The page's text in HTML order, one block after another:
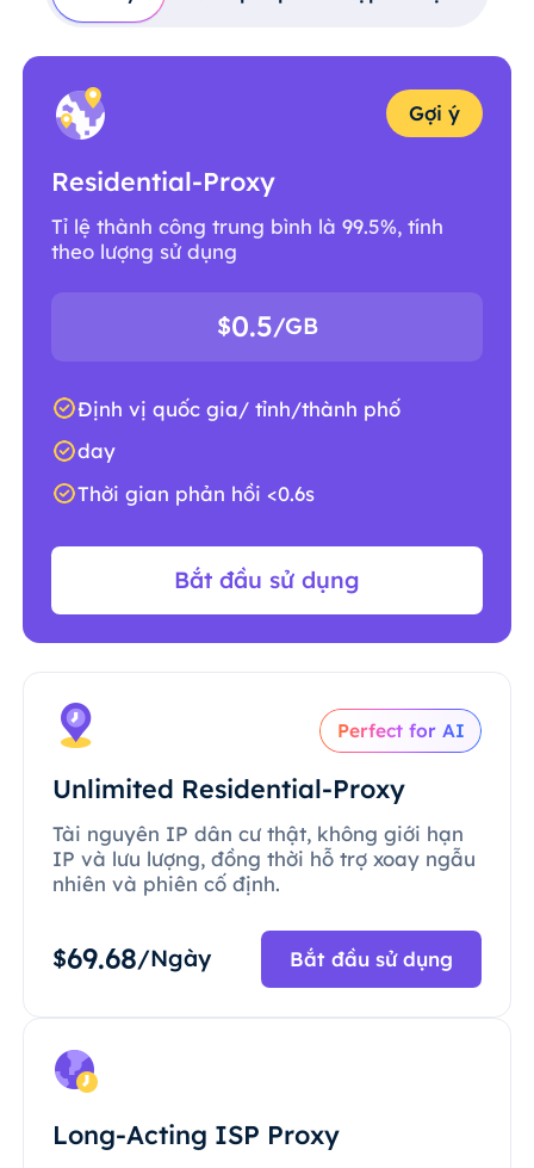
Gợi ý
Residential-Proxy
Tỉ lệ thành công trung bình là 99.5%, tính
theo lượng sử dụng
$0.5/GB
Định vị quốc gia/ tỉnh/thành phố
day
Thời gian phản hồi <0.6s
Bắt đầu sử dụng
Perfect for AI
Unlimited Residential-Proxy
Tài nguyên IP dân cư thật, không giới hạn
IP và lưu lượng, đồng thời hỗ trợ xoay ngẫu
nhiên và phiên cố định.
$69.68/Ngày Bắt đầu sử dụng
Long-Acting ISP Proxy